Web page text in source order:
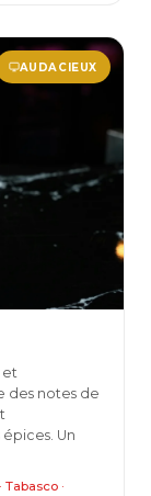
AUDACIEUX
et
des notes de
Un
·